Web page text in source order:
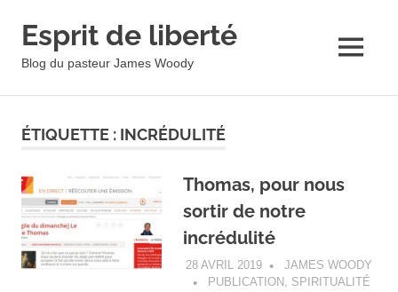
Esprit de liberté
Blog du pasteur James Woody MENU
ÉTIQUETTE : INCRÉDULITÉ
Thomas, pour nous
sortir de notre
incrédulité
28 AVRIL 2019
JAMES WOODY
PUBLICATION , SPIRITUALITÉ